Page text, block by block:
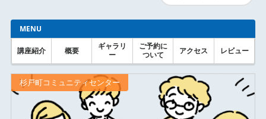
MENU
講座紹介 概要
ギャラリ
ー
ご予約に
ついて
アクセス レビュー
杉戸町コミュニティセンター